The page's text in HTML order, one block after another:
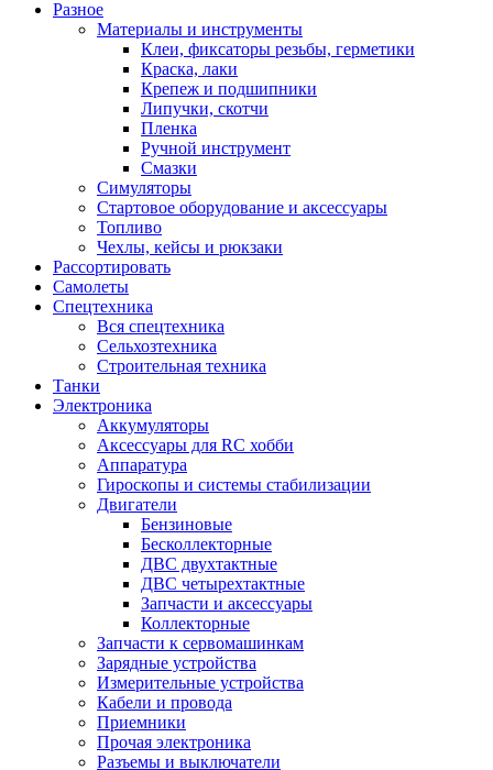
Разное
Материалы и инструменты
Клеи, фиксаторы резьбы, герметики
Краска, лаки
Крепеж и подшипники
Липучки, скотчи
Пленка
Ручной инструмент
Смазки
Симуляторы
Стартовое оборудование и аксессуары
Топливо
Чехлы, кейсы и рюкзаки
Рассортировать
Самолеты
Спецтехника
Вся спецтехника
Сельхозтехника
Строительная техника
Танки
Электроника
Аккумуляторы
Аксессуары для RC хобби
Аппаратура
Гироскопы и системы стабилизации
Двигатели
Бензиновые
Бесколлекторные
ДВС двухтактные
ДВС четырехтактные
Запчасти и аксессуары
Коллекторные
Запчасти к сервомашинкам
Зарядные устройства
Измерительные устройства
Кабели и провода
Приемники
Прочая электроника
Разъемы и выключатели